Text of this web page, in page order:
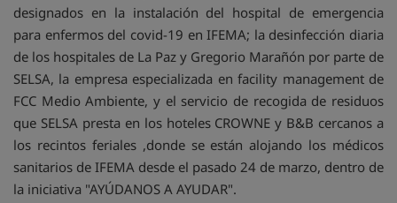
designados en la instalación del hospital de emergencia
para enfermos del covid-19 en IFEMA; la desinfección diaria
de los hospitales de La Paz y Gregorio Marañón por parte de
SELSA, la empresa especializada en facility management de
FCC Medio Ambiente, y el servicio de recogida de residuos
que SELSA presta en los hoteles CROWNE y B&B cercanos a
los recintos feriales ,donde se están alojando los médicos
sanitarios de IFEMA desde el pasado 24 de marzo, dentro de
la iniciativa "AYÚDANOS A AYUDAR".